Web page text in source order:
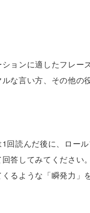
ョンに適したフレー
な言い方、その他の
回読んだ後に、ロー
答してみてください
るような「瞬発力」